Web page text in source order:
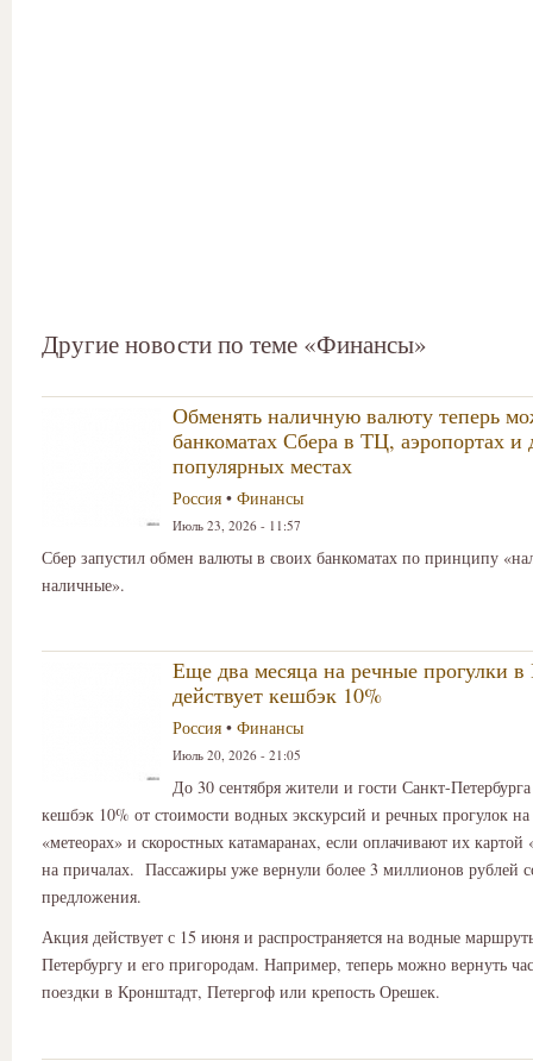
Другие новости по теме «Финансы»
Обменять наличную валюту теперь
банкоматах Сбера в ТЦ, аэропортах и
популярных местах
Россия • Финансы
Июль 23, 2026 - 11:57
Сбер запустил обмен валюты в своих банкоматах по принципу
наличные».
Еще два месяца на речные прогулки в
действует кешбэк 10%
Россия • Финансы
Июль 20, 2026 - 21:05
До 30 сентября жители и гости Санкт-
кешбэк 10% от стоимости водных экскурсий и речных прогулок на
«метеорах» и скоростных катамаранах, если оплачивают их
на причалах. Пассажиры уже вернули более 3 миллионов рублей
предложения.
Акция действует с 15 июня и распространяется на водные
Петербургу и его пригородам. Например, теперь можно вернуть
поездки в Кронштадт, Петергоф или крепость Орешек.